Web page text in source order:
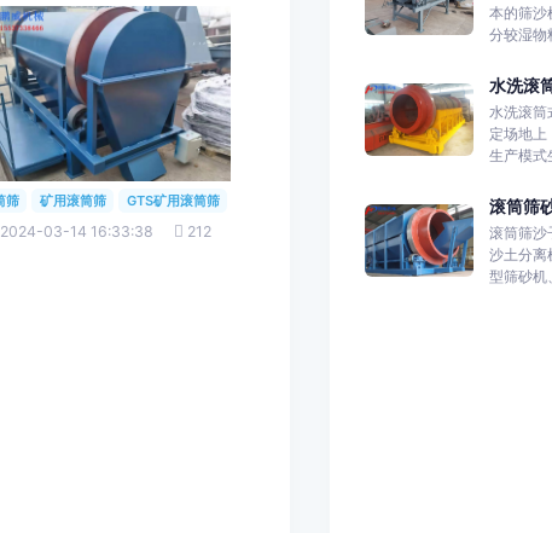
筛 矿用滚筒筛 GTS矿用滚筒筛
2024-03-14 16:33:38 212
本的筛沙
分较湿物
水洗滚
水洗滚筒
定场地上
生产模式
滚筒筛
滚筒筛沙
沙土分离机
型筛砂机